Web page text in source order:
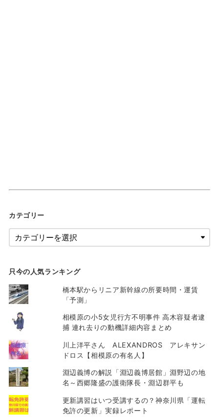
カテゴリー
只今の人気ランキング
橋本駅からリニア新幹線の所要時間・運賃
「予測」
相模原の小5女児行方不明事件 高木容疑者逮
捕 連れ去りの動機詳細内容まとめ
川上洋平さん ALEXANDROS アレキサン
ドロス【相模原の有名人】
淵辺義博の解説「淵辺義博居館」淵野辺の地
名～西郷隆盛の護衛隊長・淵辺群平も
更新講習はいつ受講するの？神奈川県「運転
免許の更新」実録レポート